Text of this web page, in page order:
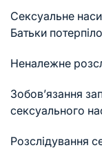
Сексуальне
Батьки
Неналежне
Зобов’язання
сексуального
Розслідування